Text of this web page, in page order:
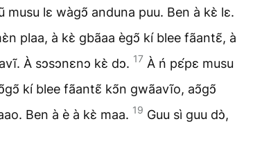
musu lɛ wàgↄ̃ anduna puu. Ben à kɛ̀ lɛ.
plaa, à kɛ̀ gbãaa ègↄ̃ kí blee fãantɛ̃, à
À sↄsↄnɛnↄ kɛ̀ dↄ. 17 À ń pɛ́pɛ musu
kí blee fãantɛ̃ kↄ̃n gwãavĩo, aↄ̃gↄ̃
Ben à è à kɛ̀ maa. 19 Guu sì guu dↄ̀,